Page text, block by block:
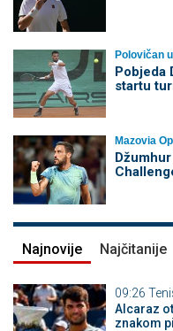
Polovičan
Pobjeda
startu
Mazovia
Najnovije Najčitanije
09:26
Alcaraz
znakom